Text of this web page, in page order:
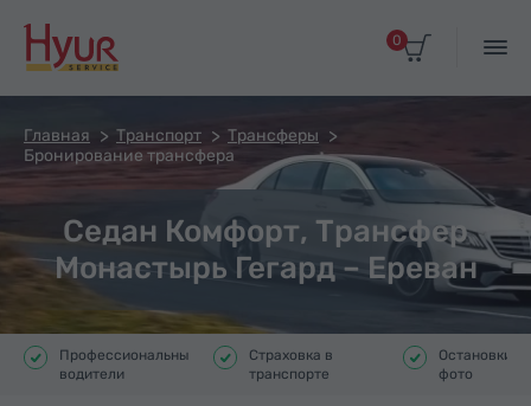
0
Главная Транспорт
Трансферы
Бронирование трансфера
Седан Комфорт, Трансфер
Монастырь Гегард – Ереван
Профессиональные
водители
Страховка в
транспорте
Остановки
фото